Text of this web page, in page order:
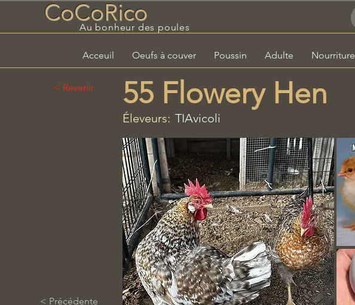
CoCoRico
Au bonheur des poules
Acceuil Oeufs à couver Poussin Adulte Nourriture
< Revenir 55 Flowery Hen
Éleveurs: TIAvicoli
< Précédente